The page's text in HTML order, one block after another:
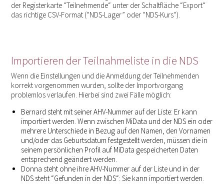
der Registerkarte “Teilnehmende“ unter der Schaltfläche “Export“
das richtige CSV-Format (“NDS-Lager” oder “NDS-Kurs“).
Importieren der Teilnahmeliste in die NDS
Wenn die Einstellungen und die Anmeldung der Teilnehmenden
korrekt vorgenommen wurden, sollte der Importvorgang
problemlos verlaufen. Hierbei sind zwei Fälle möglich:
Bernard steht mit seiner AHV-Nummer auf der Liste: Er kann
importiert werden. Wenn zwischen MiData und der NDS ein oder
mehrere Unterschiede in Bezug auf den Namen, den Vornamen
und/oder das Geburtsdatum festgestellt werden, müssen die in
seinem persönlichen Profil auf MiData gespeicherten Daten
entsprechend geändert werden.
Donna steht ohne ihre AHV-Nummer auf der Liste und in der
NDS steht “Gefunden in der NDS“: Sie kann importiert werden.